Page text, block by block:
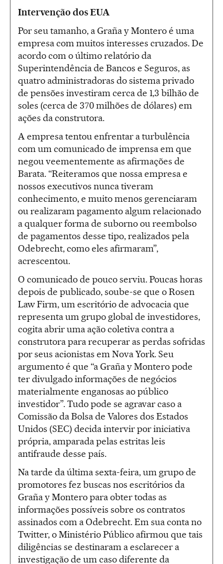
Intervenção dos EUA
Por seu tamanho, a Graña y Montero é uma
empresa com muitos interesses cruzados. De
acordo com o último relatório da
Superintendência de Bancos e Seguros, as
quatro administradoras do sistema privado
de pensões investiram cerca de 1,3 bilhão de
soles (cerca de 370 milhões de dólares) em
ações da construtora.
A empresa tentou enfrentar a turbulência
com um comunicado de imprensa em que
negou veementemente as afirmações de
Barata. “Reiteramos que nossa empresa e
nossos executivos nunca tiveram
conhecimento, e muito menos gerenciaram
ou realizaram pagamento algum relacionado
a qualquer forma de suborno ou reembolso
de pagamentos desse tipo, realizados pela
Odebrecht, como eles afirmaram”,
acrescentou.
O comunicado de pouco serviu. Poucas horas
depois de publicado, soube-se que o Rosen
Law Firm, um escritório de advocacia que
representa um grupo global de investidores,
cogita abrir uma ação coletiva contra a
construtora para recuperar as perdas sofridas
por seus acionistas em Nova York. Seu
argumento é que “a Graña y Montero pode
ter divulgado informações de negócios
materialmente enganosas ao público
investidor”. Tudo pode se agravar caso a
Comissão da Bolsa de Valores dos Estados
Unidos (SEC) decida intervir por iniciativa
própria, amparada pelas estritas leis
antifraude desse país.
Na tarde da última sexta-feira, um grupo de
promotores fez buscas nos escritórios da
Graña y Montero para obter todas as
informações possíveis sobre os contratos
assinados com a Odebrecht. Em sua conta no
Twitter, o Ministério Público afirmou que tais
diligências se destinaram a esclarecer a
investigação de um caso diferente da